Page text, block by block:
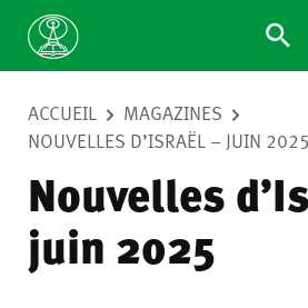
ACCUEIL
MAGAZINES
NOUVELLES D’ISRAËL – JUIN 2025
Nouvelles
juin 2025